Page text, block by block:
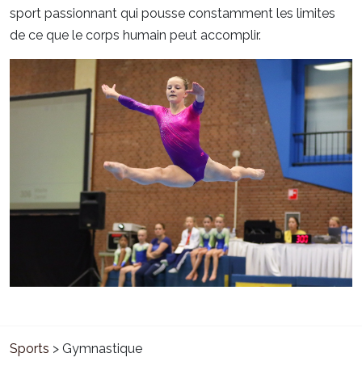
sport passionnant qui pousse constamment les limites
de ce que le corps humain peut accomplir.
Sports > Gymnastique